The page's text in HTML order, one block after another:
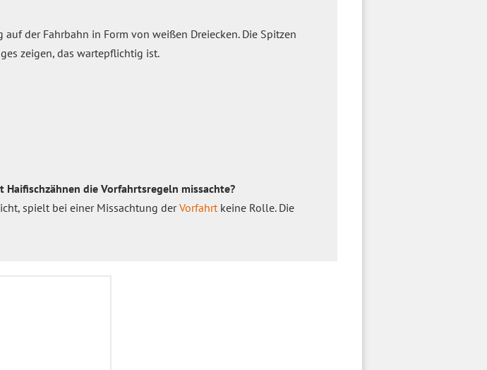
der Fahrbahn in Form von weißen Dreiecken. Die Spitzen
zeigen, das wartepflichtig ist.
Haifischzähnen die Vorfahrtsregeln missachte?
spielt bei einer Missachtung derVorfahrtkeine Rolle. Die